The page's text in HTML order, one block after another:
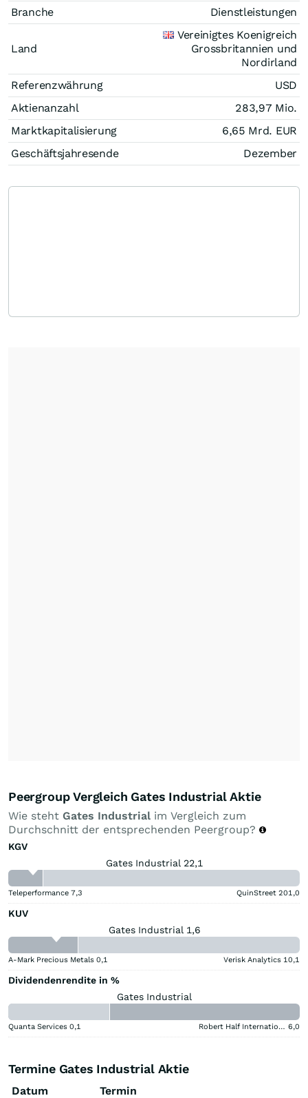
Branche Dienstleistungen
Land
Vereinigtes Koenigreich
Grossbritannien und
Nordirland
Referenzwährung
USD
Aktienanzahl
283,97 Mio.
Marktkapitalisierung
6,65 Mrd. EUR
Geschäftsjahresende
Dezember
Peergroup Vergleich Gates Industrial Aktie
Wie steht Gates Industrial im Vergleich zum
Durchschnitt der entsprechenden Peergroup?
KGV
Gates Industrial 22,1
Teleperformance 7,3 QuinStreet 201,0
KUV
Gates Industrial 1,6
A-Mark Precious Metals 0,1 Verisk Analytics 10,1
Dividendenrendite in %
Gates Industrial
Quanta Services 0,1 Robert Half International 6,0
Termine Gates Industrial Aktie
Datum
Termin